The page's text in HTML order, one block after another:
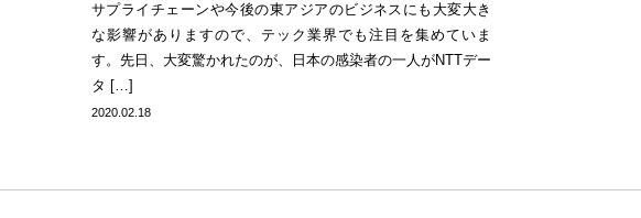
サプライチェーンや今後の東アジアのビジネスにも大変大き
な影響がありますので、テック業界でも注目を集めていま
す。先日、大変驚かれたのが、日本の感染者の一人がNTTデー
タ […]
2020.02.18